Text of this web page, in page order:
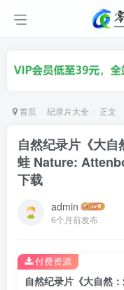
首页 纪录片大全 正文
自然纪录片《大
蛙 Nature:
下载
admin
6个月前发布
付费资源